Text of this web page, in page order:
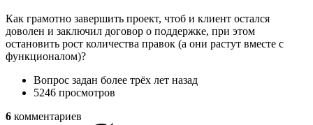
Как грамотно завершить проект, чтоб и клиент остался
доволен и заключил договор о поддержке, при этом
остановить рост количества правок (а они растут вместе с
функционалом)?
Вопрос задан более трёх лет назад
5246 просмотров
6 комментариев